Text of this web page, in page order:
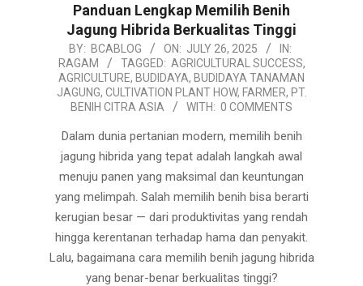
Panduan Lengkap Memilih Benih
Jagung Hibrida Berkualitas Tinggi
2025-
07-
BY: BCABLOG ON: JULY 26, 2025
IN:
RAGAM
TAGGED: AGRICULTURAL SUCCESS,
AGRICULTURE, BUDIDAYA, BUDIDAYA TANAMAN
JAGUNG, CULTIVATION PLANT HOW, FARMER, PT.
BENIH CITRA ASIA
WITH: 0 COMMENTS
Dalam dunia pertanian modern, memilih benih
jagung hibrida yang tepat adalah langkah awal
menuju panen yang maksimal dan keuntungan
yang melimpah. Salah memilih benih bisa berarti
kerugian besar — dari produktivitas yang rendah
hingga kerentanan terhadap hama dan penyakit.
Lalu, bagaimana cara memilih benih jagung hibrida
yang benar-benar berkualitas tinggi?